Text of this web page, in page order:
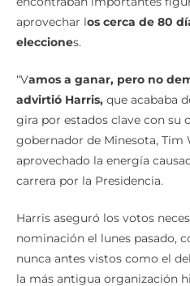
aprovechar los cerca de 80
elecciones.
“Vamos a ganar, pero no
advirtió Harris, que acababa
gira por estados clave con su
gobernador de Minesota, Tim
aprovechado la energía
carrera por la Presidencia.
Harris aseguró los votos
nominación el lunes pasado,
nunca antes vistos como el
la más antigua organización